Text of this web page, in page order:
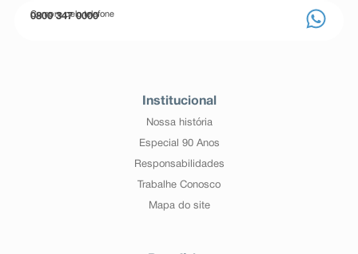
Compre pelo telefone
0800 347 0000
Institucional
Nossa história
Especial 90 Anos
Responsabilidades
Trabalhe Conosco
Mapa do site